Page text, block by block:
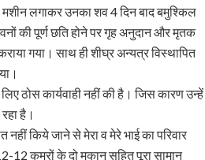
मशीन लगाकर उनका शव 4 दिन बाद बमुश्किल
की पूर्ण छति होने पर गृह अनुदान और मृतक
गया। साथ ही शीघ्र अन्यत्र विस्थापित
ठोस कार्यवाही नहीं की है। जिस कारण उन्हें
है।
नहीं किये जाने से मेरा व मेरे भाई का परिवार
12 कमरों के दो मकान सहित पूरा सामान